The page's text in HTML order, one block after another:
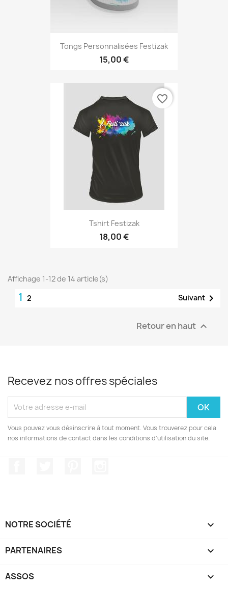
Tongs Personnalisées Festizak
15,00 €
Tshirt Festizak
18,00 €
favorite_border
Affichage 1-12 de 14 article(s)
1 2 Suivant 
Retour en haut 
Recevez nos offres spéciales
Vous pouvez vous désinscrire à tout moment. Vous trouverez pour cela
nos informations de contact dans les conditions d'utilisation du site.
NOTRE SOCIÉTÉ 
PARTENAIRES 
ASSOS 